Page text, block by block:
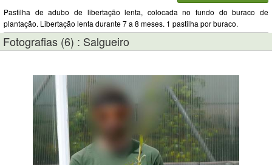
Pastilha de adubo de libertação lenta, colocada no fundo do buraco de
plantação. Libertação lenta durante 7 a 8 meses. 1 pastilha por buraco.
Fotografias (6) : Salgueiro